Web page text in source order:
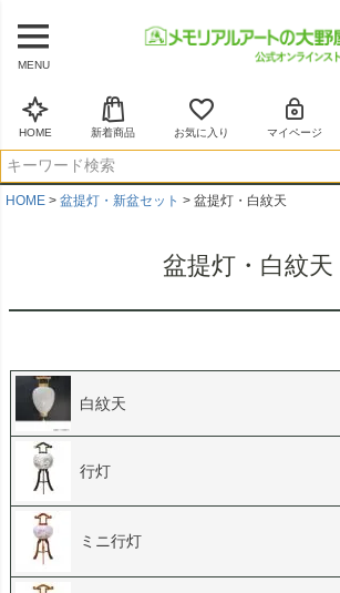
MENU
HOME 新着商品 お気に入り マイページ
HOME 盆提灯・新盆セット 盆提灯・白紋天
盆提灯・白紋天
白紋天
行灯
ミニ行灯